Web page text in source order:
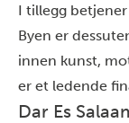
I tillegg
Byen er
innen kunst,
er et ledende
Dar Es